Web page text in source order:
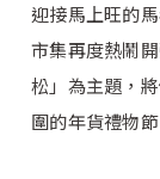
迎接馬上旺的
市集再度熱鬧
松」為主題，
圍的年貨禮物